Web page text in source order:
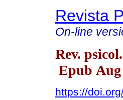
Revista
On-line
Rev.
Epub Aug
https://